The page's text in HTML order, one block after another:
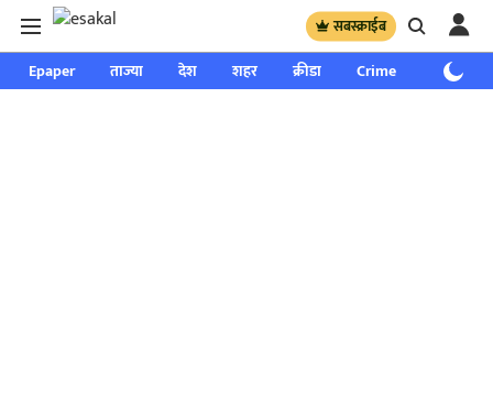
सबस्क्राईब
Epaper ताज्या देश शहर क्रीडा Crime साप्ताहिक